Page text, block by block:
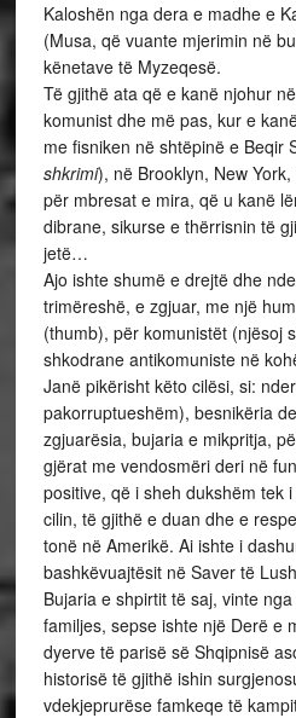
Kaloshën nga dera e madhe e
(Musa, që vuante mjerimin në
kënetave të Myzeqesë.
Të gjithë ata që e kanë njohur
komunist dhe më pas, kur e
me fisniken në shtëpinë e Beqir
shkrimi), në Brooklyn, New
për mbresat e mira, që u kanë
dibrane, sikurse e thërrisnin të
jetë…
Ajo ishte shumë e drejtë dhe
trimëreshë, e zgjuar, me një
(thumb), për komunistët (njësoj
shkodrane antikomuniste në
Janë pikërisht këto cilësi, si:
pakorruptueshëm), besnikëria
zgjuarësia, bujaria e mikpritja,
gjërat me vendosmëri deri në
positive, që i sheh dukshëm tek
cilin, të gjithë e duan dhe e
tonë në Amerikë. Ai ishte i
bashkëvuajtësit në Saver të
Bujaria e shpirtit të saj, vinte
familjes, sepse ishte një Derë e
dyerve të parisë së Shqipnisë
historisë të gjithë ishin
vdekjeprurëse famkeqe të